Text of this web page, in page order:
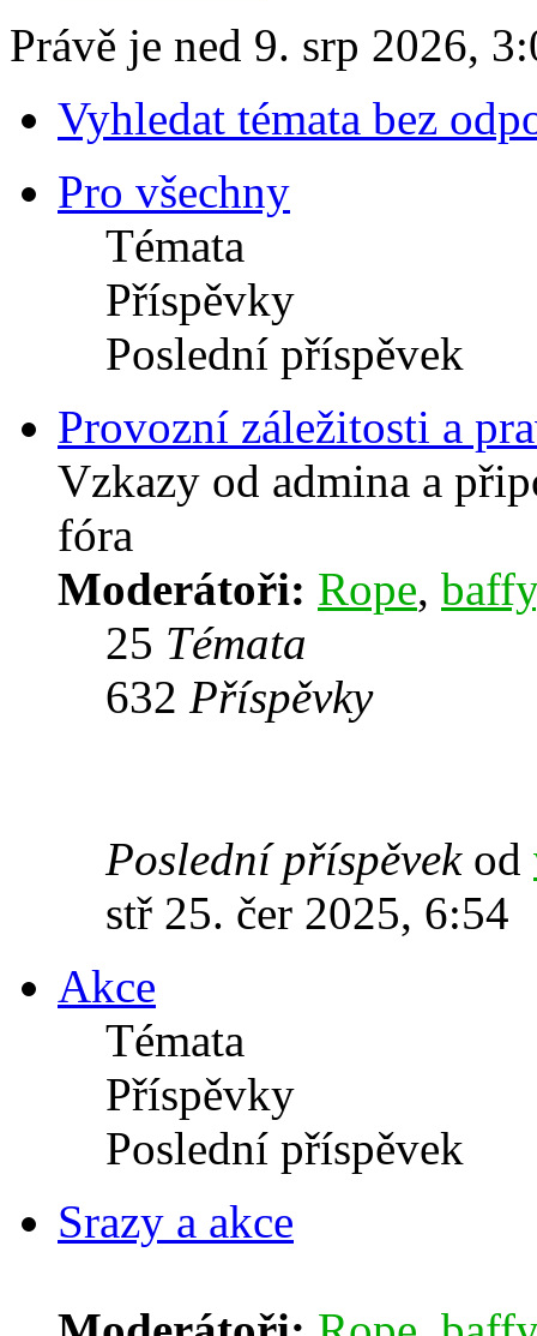
Právě je ned 9. srp 2026,
Vyhledat témata bez
Pro všechny
Témata
Příspěvky
Poslední příspěvek
Provozní záležitosti a
Vzkazy od admina a
fóra
Moderátoři: Rope, baffy
25 Témata
632 Příspěvky
Poslední příspěvekod
stř 25. čer 2025, 6:54
Akce
Témata
Příspěvky
Poslední příspěvek
Srazy a akce